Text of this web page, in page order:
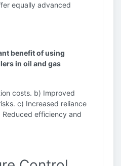
equally advanced
benefit of using
in oil and gas
costs. b) Improved
c) Increased reliance
Reduced efficiency and